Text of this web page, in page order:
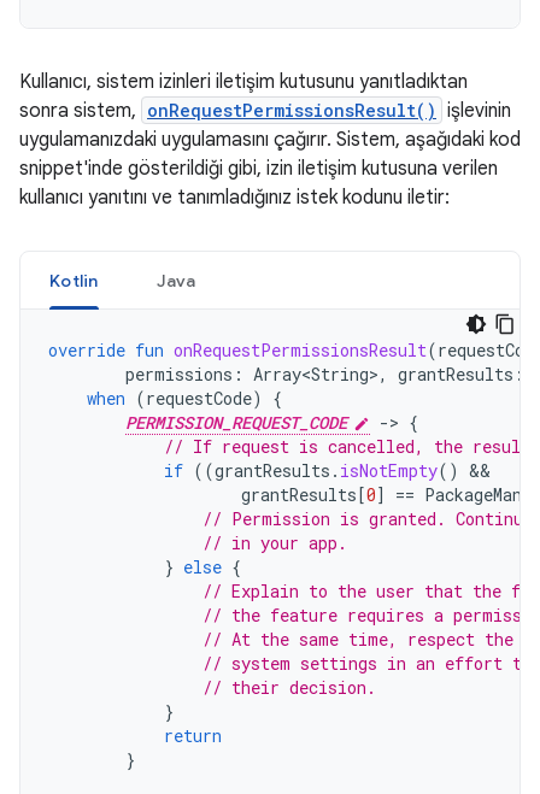
Kullanıcı, sistem izinleri iletişim kutusunu yanıtladıktan
sonra sistem, onRequestPermissionsResult() işlevinin
uygulamanızdaki uygulamasını çağırır. Sistem, aşağıdaki kod
snippet'inde gösterildiği gibi, izin iletişim kutusuna verilen
kullanıcı yanıtını ve tanımladığınız istek kodunu iletir:
Kotlin Java
override fun onRequestPermissionsResult(
permissions : Array<String>, grantResults :
when (requestCode)
{
PERMISSION_REQUEST_CODE
-> {
// If request is cancelled, the result
if ((grantResults . isNotEmpty()
grantResults [0] ==
// Permission is granted.
// in your app.
} else {
// Explain to the user that the
// the feature requires a
// At the same time, respect the
// system settings in an effort to
// their decision.
}
return
}